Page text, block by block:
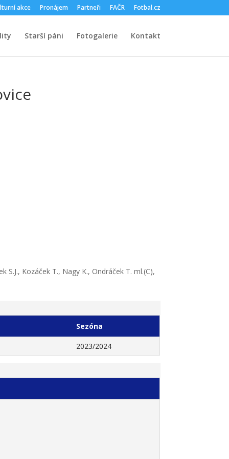
akce Pronájem Partneři FAČR Fotbal.cz
Starší páni Fotogalerie Kontakt
S.J., Kozáček T., Nagy K., Ondráček T. ml.(C),
Sezóna
2023/2024